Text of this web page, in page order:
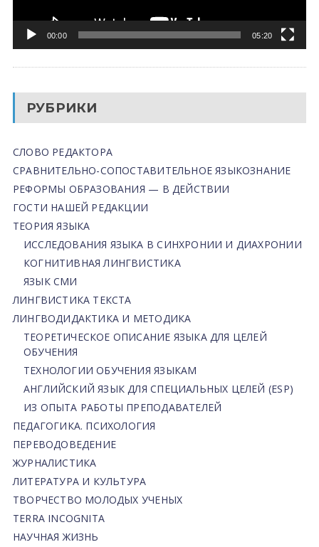
00:00 05:20
РУБРИКИ
СЛОВО РЕДАКТОРА
СРАВНИТЕЛЬНО-СОПОСТАВИТЕЛЬНОЕ ЯЗЫКОЗНАНИЕ
РЕФОРМЫ ОБРАЗОВАНИЯ — В ДЕЙСТВИИ
ГОСТИ НАШЕЙ РЕДАКЦИИ
ТЕОРИЯ ЯЗЫКА
ИССЛЕДОВАНИЯ ЯЗЫКА В СИНХРОНИИ И ДИАХРОНИИ
КОГНИТИВНАЯ ЛИНГВИСТИКА
ЯЗЫК СМИ
ЛИНГВИСТИКА ТЕКСТА
ЛИНГВОДИДАКТИКА И МЕТОДИКА
ТЕОРЕТИЧЕСКОЕ ОПИСАНИЕ ЯЗЫКА ДЛЯ ЦЕЛЕЙ
ОБУЧЕНИЯ
ТЕХНОЛОГИИ ОБУЧЕНИЯ ЯЗЫКАМ
АНГЛИЙСКИЙ ЯЗЫК ДЛЯ СПЕЦИАЛЬНЫХ ЦЕЛЕЙ (ESP)
ИЗ ОПЫТА РАБОТЫ ПРЕПОДАВАТЕЛЕЙ
ПЕДАГОГИКА. ПСИХОЛОГИЯ
ПЕРЕВОДОВЕДЕНИЕ
ЖУРНАЛИСТИКА
ЛИТЕРАТУРА И КУЛЬТУРА
ТВОРЧЕСТВО МОЛОДЫХ УЧЕНЫХ
TERRA INCOGNITA
НАУЧНАЯ ЖИЗНЬ